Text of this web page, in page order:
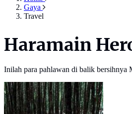
Gaya
Travel
Haramain
Inilah para pahlawan di balik bersihnya